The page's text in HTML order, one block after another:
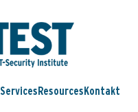
Services Resources Kontakt